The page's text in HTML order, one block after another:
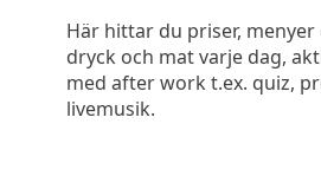
Här hittar du priser,
dryck och mat varje dag,
med after work t.ex. quiz,
livemusik.